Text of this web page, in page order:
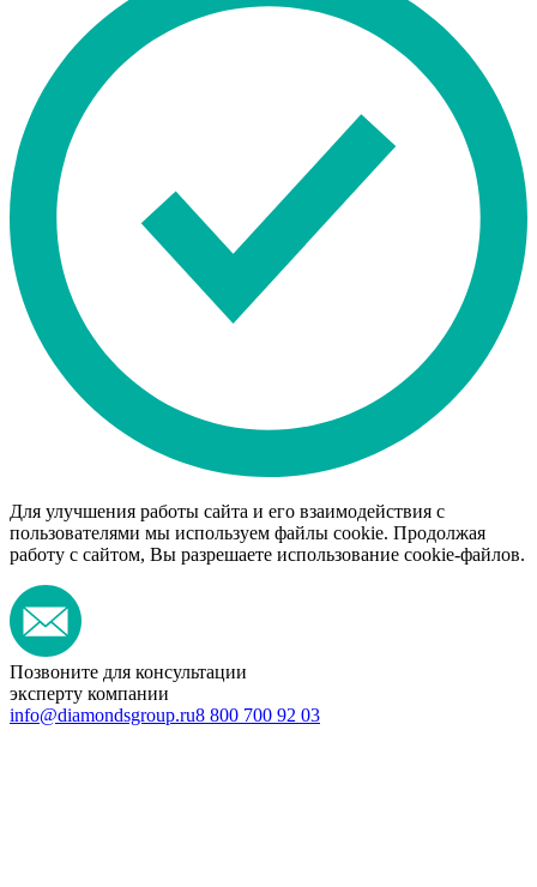
Для улучшения работы сайта и его взаимодействия с
пользователями мы используем файлы cookie. Продолжая
работу с сайтом, Вы разрешаете использование cookie-файлов.
Позвоните для консультации
эксперту компании
info@diamondsgroup.ru8 800 700 92 03